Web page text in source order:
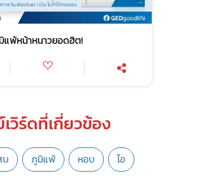
แพ้หน้าหนาวยอดฮิต!
วิร์ดที่เกี่ยวข้อง
บ ภูมิแพ้ หอบ ไอ